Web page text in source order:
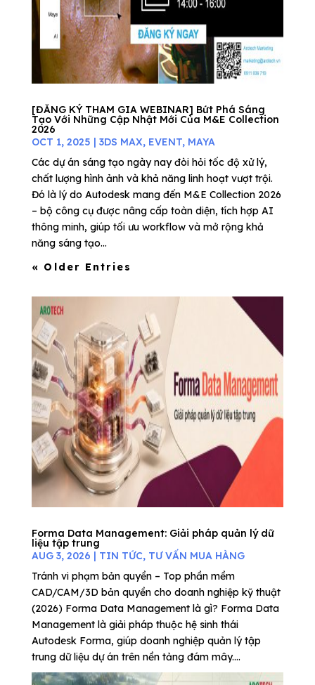
[ĐĂNG KÝ THAM GIA WEBINAR] Bứt Phá Sáng
Tạo Với Những Cập Nhật Mới Của M&E Collection
2026
OCT 1, 2025 | 3DS MAX, EVENT, MAYA
Các dự án sáng tạo ngày nay đòi hỏi tốc độ xử lý,
chất lượng hình ảnh và khả năng linh hoạt vượt trội.
Đó là lý do Autodesk mang đến M&E Collection 2026
– bộ công cụ được nâng cấp toàn diện, tích hợp AI
thông minh, giúp tối ưu workflow và mở rộng khả
năng sáng tạo...
« Older Entries
Forma Data Management: Giải pháp quản lý dữ
liệu tập trung
AUG 3, 2026 | TIN TỨC, TƯ VẤN MUA HÀNG
Tránh vi phạm bản quyền – Top phần mềm
CAD/CAM/3D bản quyền cho doanh nghiệp kỹ thuật
(2026) Forma Data Management là gì? Forma Data
Management là giải pháp thuộc hệ sinh thái
Autodesk Forma, giúp doanh nghiệp quản lý tập
trung dữ liệu dự án trên nền tảng đám mây....